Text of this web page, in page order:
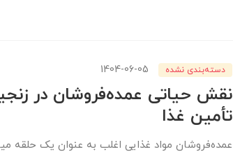
دسته‌بندی نشده 1404-06-05
نقش حیاتی عمده‌فروشان در
تأمین غذا
عمده‌فروشان مواد غذایی اغلب به عنوان یک حلقه